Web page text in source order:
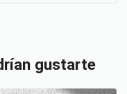
gustarte